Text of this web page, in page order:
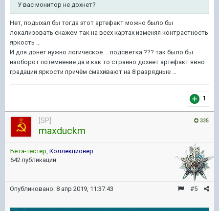
У вас монитор не дохнет?
Нет, подыхал бы тогда этот артефакт можно было бы
локализовать скажем так на всех картах изменяя контрастность
яркость ...
И для донет нужно логическое ... подсветка ??? так было бы
наоборот потемнение да и как то странно дохнет артефакт явно
градации яркости причём смахивают на 8 разрядные ...
1
335
[SP]
maxduckm
Бета-тестер Коллекционер
642 публикации
#5
Опубликовано: 8 апр 2019, 11:37:43